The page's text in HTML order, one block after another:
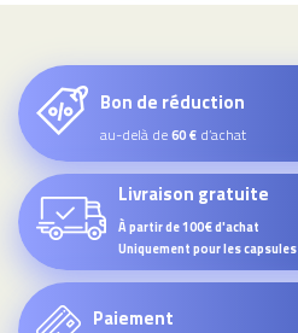
Bon de réduction
au-delà de60 € d’achat
Livraison gratuite
À partir de 100€ d'achat
Uniquement pour les capsules
Paiement